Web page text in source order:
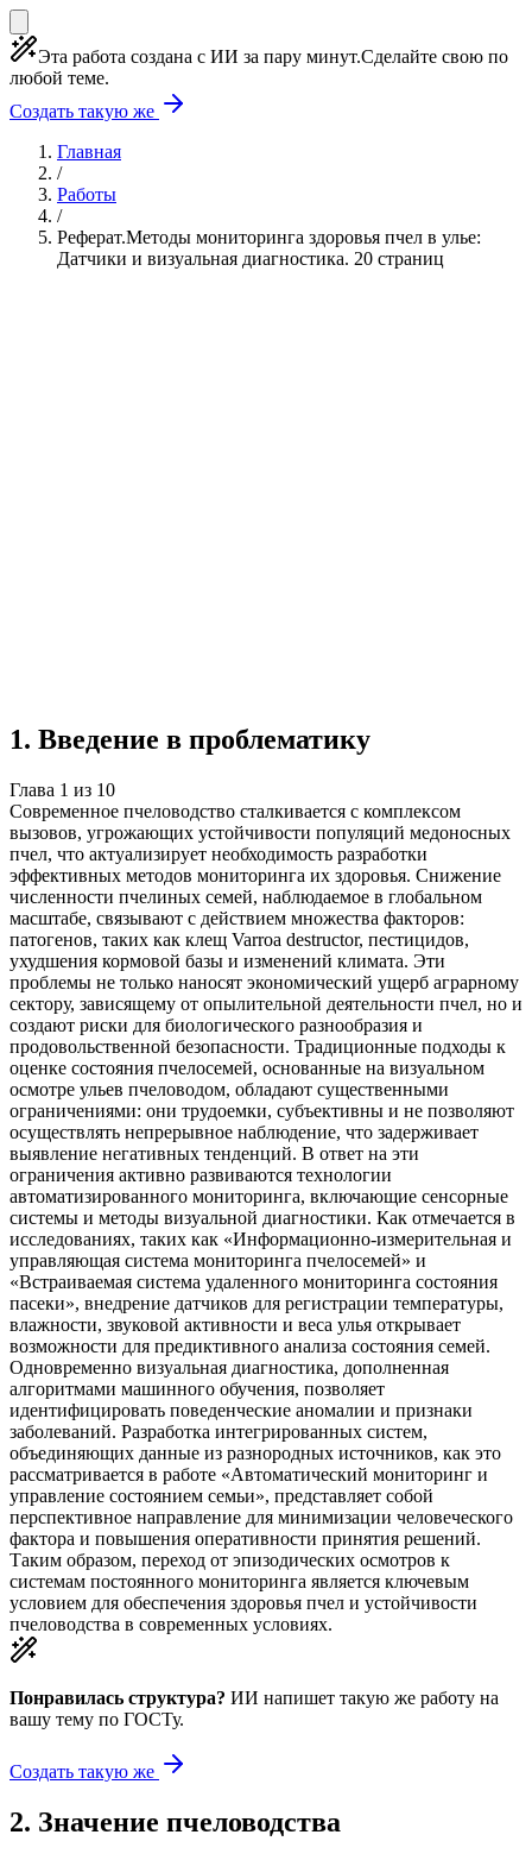
Эта работа создана с ИИ за пару минут.Сделайте свою по
любой теме.
Создать такую же
Главная
/
Работы
/
Реферат.Методы мониторинга здоровья пчел в улье:
Датчики и визуальная диагностика. 20 страниц
1. Введение в проблематику
Глава 1 из 10
Современное пчеловодство сталкивается с комплексом
вызовов, угрожающих устойчивости популяций медоносных
пчел, что актуализирует необходимость разработки
эффективных методов мониторинга их здоровья. Снижение
численности пчелиных семей, наблюдаемое в глобальном
масштабе, связывают с действием множества факторов:
патогенов, таких как клещ Varroa destructor, пестицидов,
ухудшения кормовой базы и изменений климата. Эти
проблемы не только наносят экономический ущерб аграрному
сектору, зависящему от опылительной деятельности пчел, но и
создают риски для биологического разнообразия и
продовольственной безопасности. Традиционные подходы к
оценке состояния пчелосемей, основанные на визуальном
осмотре ульев пчеловодом, обладают существенными
ограничениями: они трудоемки, субъективны и не позволяют
осуществлять непрерывное наблюдение, что задерживает
выявление негативных тенденций. В ответ на эти
ограничения активно развиваются технологии
автоматизированного мониторинга, включающие сенсорные
системы и методы визуальной диагностики. Как отмечается в
исследованиях, таких как «Информационно-измерительная и
управляющая система мониторинга пчелосемей» и
«Встраиваемая система удаленного мониторинга состояния
пасеки», внедрение датчиков для регистрации температуры,
влажности, звуковой активности и веса улья открывает
возможности для предиктивного анализа состояния семей.
Одновременно визуальная диагностика, дополненная
алгоритмами машинного обучения, позволяет
идентифицировать поведенческие аномалии и признаки
заболеваний. Разработка интегрированных систем,
объединяющих данные из разнородных источников, как это
рассматривается в работе «Автоматический мониторинг и
управление состоянием семьи», представляет собой
перспективное направление для минимизации человеческого
фактора и повышения оперативности принятия решений.
Таким образом, переход от эпизодических осмотров к
системам постоянного мониторинга является ключевым
условием для обеспечения здоровья пчел и устойчивости
пчеловодства в современных условиях.
Понравилась структура? ИИ напишет такую же работу на
вашу тему по ГОСТу.
Создать такую же
2. Значение пчеловодства